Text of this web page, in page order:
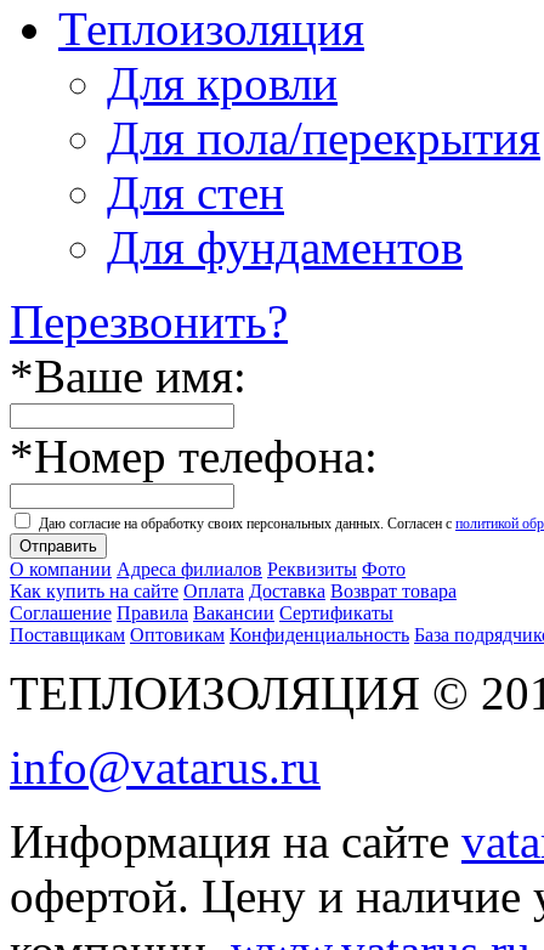
Теплоизоляция
Для кровли
Для пола/перекрытия
Для стен
Для фундаментов
Перезвонить?
*Ваше имя:
*Номер телефона:
Даю согласие на обработку своих персональных данных. Согласен с политикой
Отправить
О компании Адреса филиалов Реквизиты Фото
Как купить на сайте Оплата Доставка Возврат товара
Соглашение Правила Вакансии Сертификаты
Поставщикам Оптовикам Конфиденциальность База
ТЕПЛОИЗОЛЯЦИЯ ©
info@vatarus.ru
Информация на сайте
офертой. Цену и наличие